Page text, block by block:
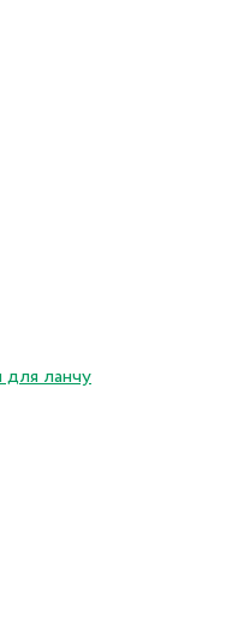
ланчу